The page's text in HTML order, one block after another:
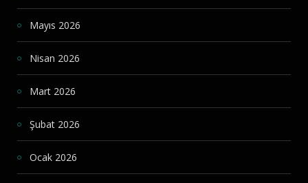
Mayıs 2026
Nisan 2026
Mart 2026
Şubat 2026
Ocak 2026